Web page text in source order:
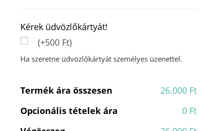
Kérek üdvözlőkártyát!
(+500 Ft)
Ha szeretne üdvözlőkártyát személyes üzenettel.
Termék ára összesen
26.000 Ft
Opcionális tételek ára
0 Ft